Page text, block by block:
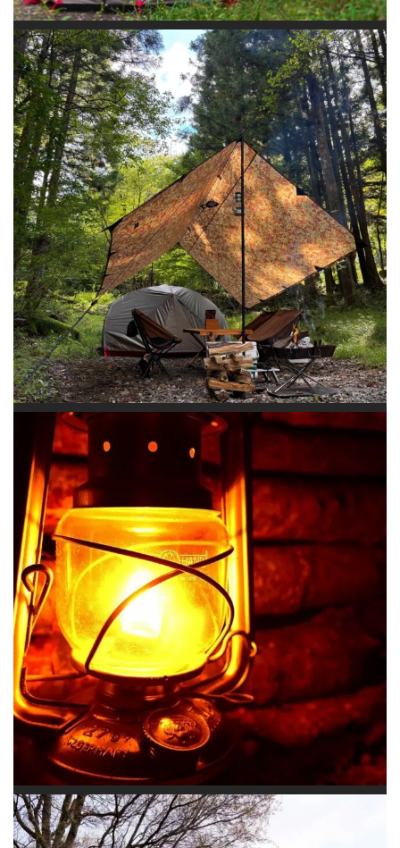
三連休初日2日目で#道志の森キャンプ場 へ 渋滞にハマって8時半着
#フュアーハンドランタン #リフレクター #ブッシ
#エリクサー4 #ddタープ4x4 #キャンプ #アウトド